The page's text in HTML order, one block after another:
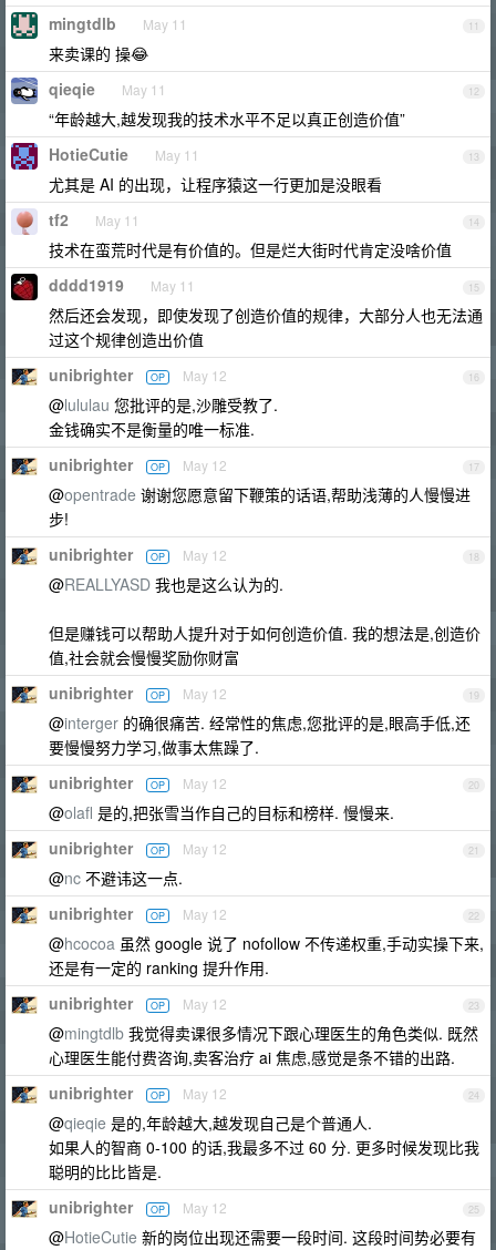
11
mingtdlb May 11
来卖课的 操😂
12
qieqie May 11
“年龄越大,越发现我的技术水平不足以真正创造价值”
13
HotieCutie May 11
尤其是 AI 的出现，让程序猿这一行更加是没眼看
14
tf2 May 11
技术在蛮荒时代是有价值的。但是烂大街时代肯定没啥价值
15
dddd1919 May 11
然后还会发现，即使发现了创造价值的规律，大部分人也无法通
过这个规律创造出价值
16
unibrighter OP May 12
@lululau 您批评的是,沙雕受教了.
金钱确实不是衡量的唯一标准.
17
unibrighter OP May 12
@opentrade 谢谢您愿意留下鞭策的话语,帮助浅薄的人慢慢进
步!
18
unibrighter OP May 12
@REALLYASD 我也是这么认为的.
但是赚钱可以帮助人提升对于如何创造价值. 我的想法是,创造价
值,社会就会慢慢奖励你财富
19
unibrighter OP May 12
@interger 的确很痛苦. 经常性的焦虑,您批评的是,眼高手低,还
要慢慢努力学习,做事太焦躁了.
20
unibrighter OP May 12
@olafl 是的,把张雪当作自己的目标和榜样. 慢慢来.
21
unibrighter OP May 12
@nc 不避讳这一点.
22
unibrighter OP May 12
@hcocoa 虽然 google 说了 nofollow 不传递权重,手动实操下来,
还是有一定的 ranking 提升作用.
23
unibrighter OP May 12
@mingtdlb 我觉得卖课很多情况下跟心理医生的角色类似. 既然
心理医生能付费咨询,卖客治疗 ai 焦虑,感觉是条不错的出路.
24
unibrighter OP May 12
@qieqie 是的,年龄越大,越发现自己是个普通人.
如果人的智商 0-100 的话,我最多不过 60 分. 更多时候发现比我
聪明的比比皆是.
25
unibrighter OP May 12
@HotieCutie 新的岗位出现还需要一段时间. 这段时间势必要有